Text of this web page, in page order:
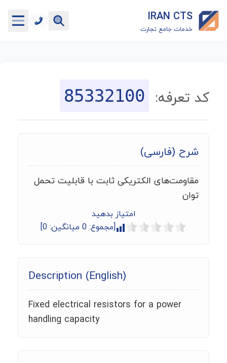
IRAN CTS
خدمات جامع تجارت
جستجوگر تعرفه گمرکی
ماشین حساب گمرکی
خدمات رایگان دیگر
کد تعرفه: 85332100
شرح (فارسی)
مقاومت‌های الکتریکی ثابت با قابلیت تحمل
توان
امتیاز بدهید
[مجموع: 0 میانگین: 0
]
Description (English)
Fixed electrical resistors for a power
handling capacity